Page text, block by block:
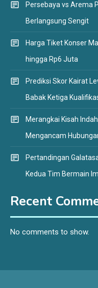
Persebaya vs Arema
Berlangsung Sengit
Harga Tiket Konser
hingga Rp6 Juta
Prediksi Skor Kairat
Babak Ketiga
Merangkai Kisah
Mengancam
Pertandingan
Kedua Tim Bermain
Recent
No comments to show.